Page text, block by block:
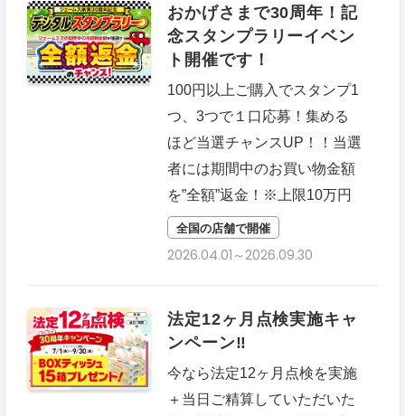
おかげさまで30周年！記
念スタンプラリーイベン
ト開催です！
100円以上ご購入でスタンプ1
つ、3つで１口応募！集める
ほど当選チャンスUP！！当選
者には期間中のお買い物金額
を”全額”返金！※上限10万円
全国の店舗で開催
2026.04.01～2026.09.30
法定12ヶ月点検実施キャ
ンペーン‼
今なら法定12ヶ月点検を実施
＋当日ご精算していただいた